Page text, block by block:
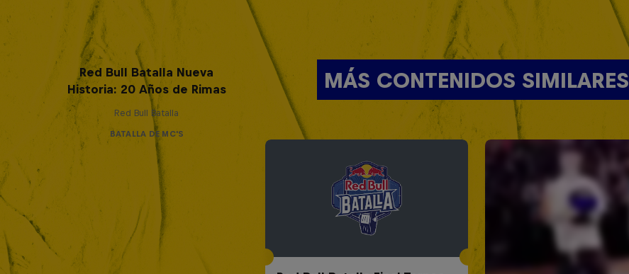
MÁS CONTENIDOS SIMILARES
Red Bull Batalla Nueva
Historia: 20 Años de Rimas
Red Bull Batalla
BATALLA DE MC'S